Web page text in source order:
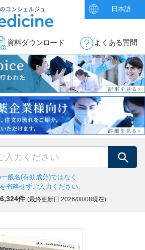
日本語
資料ダウンロード よくある質問
検索
般名(有効成分)ではなく
省略せずご入力ください。
件 (最終更新日 2026/08/08現在)